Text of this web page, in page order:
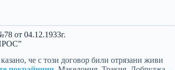
04.12.1933г.
казано, че с този договор били отрязани живи